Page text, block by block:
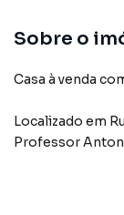
Sobre o
Casa à venda
Localizado em
Professor